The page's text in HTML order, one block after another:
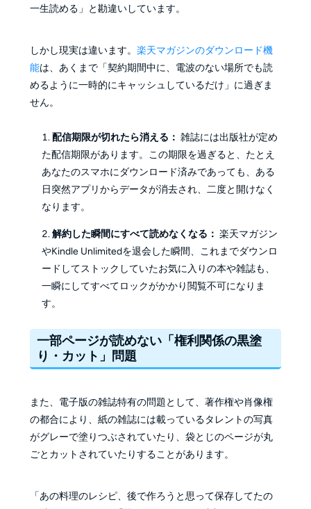
一生読める」と勘違いしています。
しかし現実は違います。 楽天マガジンのダウンロード機
能は、あくまで「契約期間中に、電波のない場所でも読
めるように一時的にキャッシュしているだけ」に過ぎま
せん。
配信期限が切れたら消える： 雑誌には出版社が定め
た配信期限があります。この期限を過ぎると、たとえ
あなたのスマホにダウンロード済みであっても、ある
日突然アプリからデータが消去され、二度と開けなく
なります。
解約した瞬間にすべて読めなくなる： 楽天マガジン
やKindle Unlimitedを退会した瞬間、これまでダウンロ
ードしてストックしていたお気に入りの本や雑誌も、
一瞬にしてすべてロックがかかり閲覧不可になりま
す。
一部ページが読めない「権利関係の黒塗
り・カット」問題
また、電子版の雑誌特有の問題として、著作権や肖像権
の都合により、紙の雑誌には載っているタレントの写真
がグレーで塗りつぶされていたり、袋とじのページが丸
ごとカットされていたりすることがあります。
「あの料理のレシピ、後で作ろうと思って保存してたの